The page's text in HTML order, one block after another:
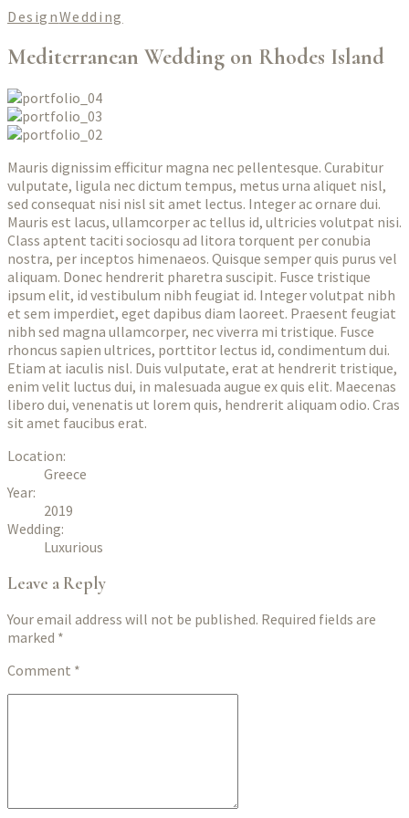
DesignWedding
Mediterranean Wedding on Rhodes Island
Mauris dignissim efficitur magna nec pellentesque. Curabitur
vulputate, ligula nec dictum tempus, metus urna aliquet nisl,
sed consequat nisi nisl sit amet lectus. Integer ac ornare dui.
Mauris est lacus, ullamcorper ac tellus id, ultricies volutpat nisi.
Class aptent taciti sociosqu ad litora torquent per conubia
nostra, per inceptos himenaeos. Quisque semper quis purus vel
aliquam. Donec hendrerit pharetra suscipit. Fusce tristique
ipsum elit, id vestibulum nibh feugiat id. Integer volutpat nibh
et sem imperdiet, eget dapibus diam laoreet. Praesent feugiat
nibh sed magna ullamcorper, nec viverra mi tristique. Fusce
rhoncus sapien ultrices, porttitor lectus id, condimentum dui.
Etiam at iaculis nisl. Duis vulputate, erat at hendrerit tristique,
enim velit luctus dui, in malesuada augue ex quis elit. Maecenas
libero dui, venenatis ut lorem quis, hendrerit aliquam odio. Cras
sit amet faucibus erat.
Location:
Greece
Year:
2019
Wedding:
Luxurious
Leave a Reply
Your email address will not be published. Required fields are
marked *
Comment *